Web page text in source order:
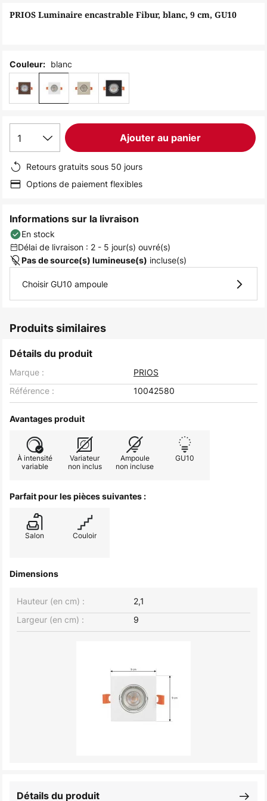
the
PRIOS Luminaire encastrable Fibur, blanc, 9 cm, GU10
Couleur: blanc
1 Ajouter au panier
Retours gratuits sous 50 jours
Options de paiement flexibles
Informations sur la livraison
En stock
Délai de livraison : 2 - 5 jour(s) ouvré(s)
Pas de source(s) lumineuse(s) incluse(s)
Choisir GU10 ampoule
Produits similaires
Détails du produit
Marque :
PRIOS
Référence :
10042580
Avantages produit
À intensité
variable
Variateur
non inclus
Ampoule
non incluse
GU10
Parfait pour les pièces suivantes :
Salon Couloir
Dimensions
Largeur (en cm) : 9
Hauteur (en cm) : 2,1
Détails du produit